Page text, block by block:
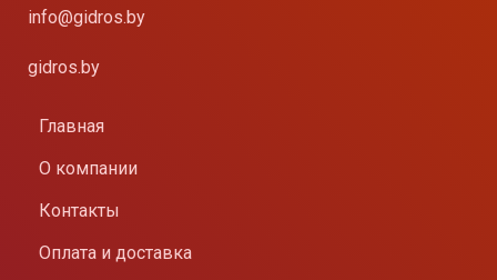
info@gidros.by
gidros.by
Главная
О компании
Контакты
Оплата и доставка